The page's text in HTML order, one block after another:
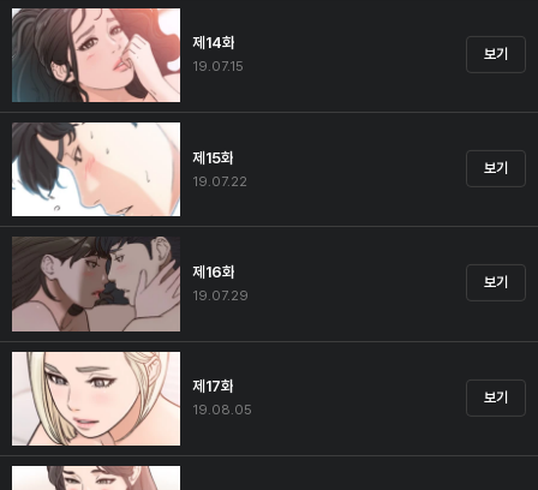
제14화
19.07.15
보기
제15화
19.07.22
보기
제16화
19.07.29
보기
제17화
19.08.05
보기